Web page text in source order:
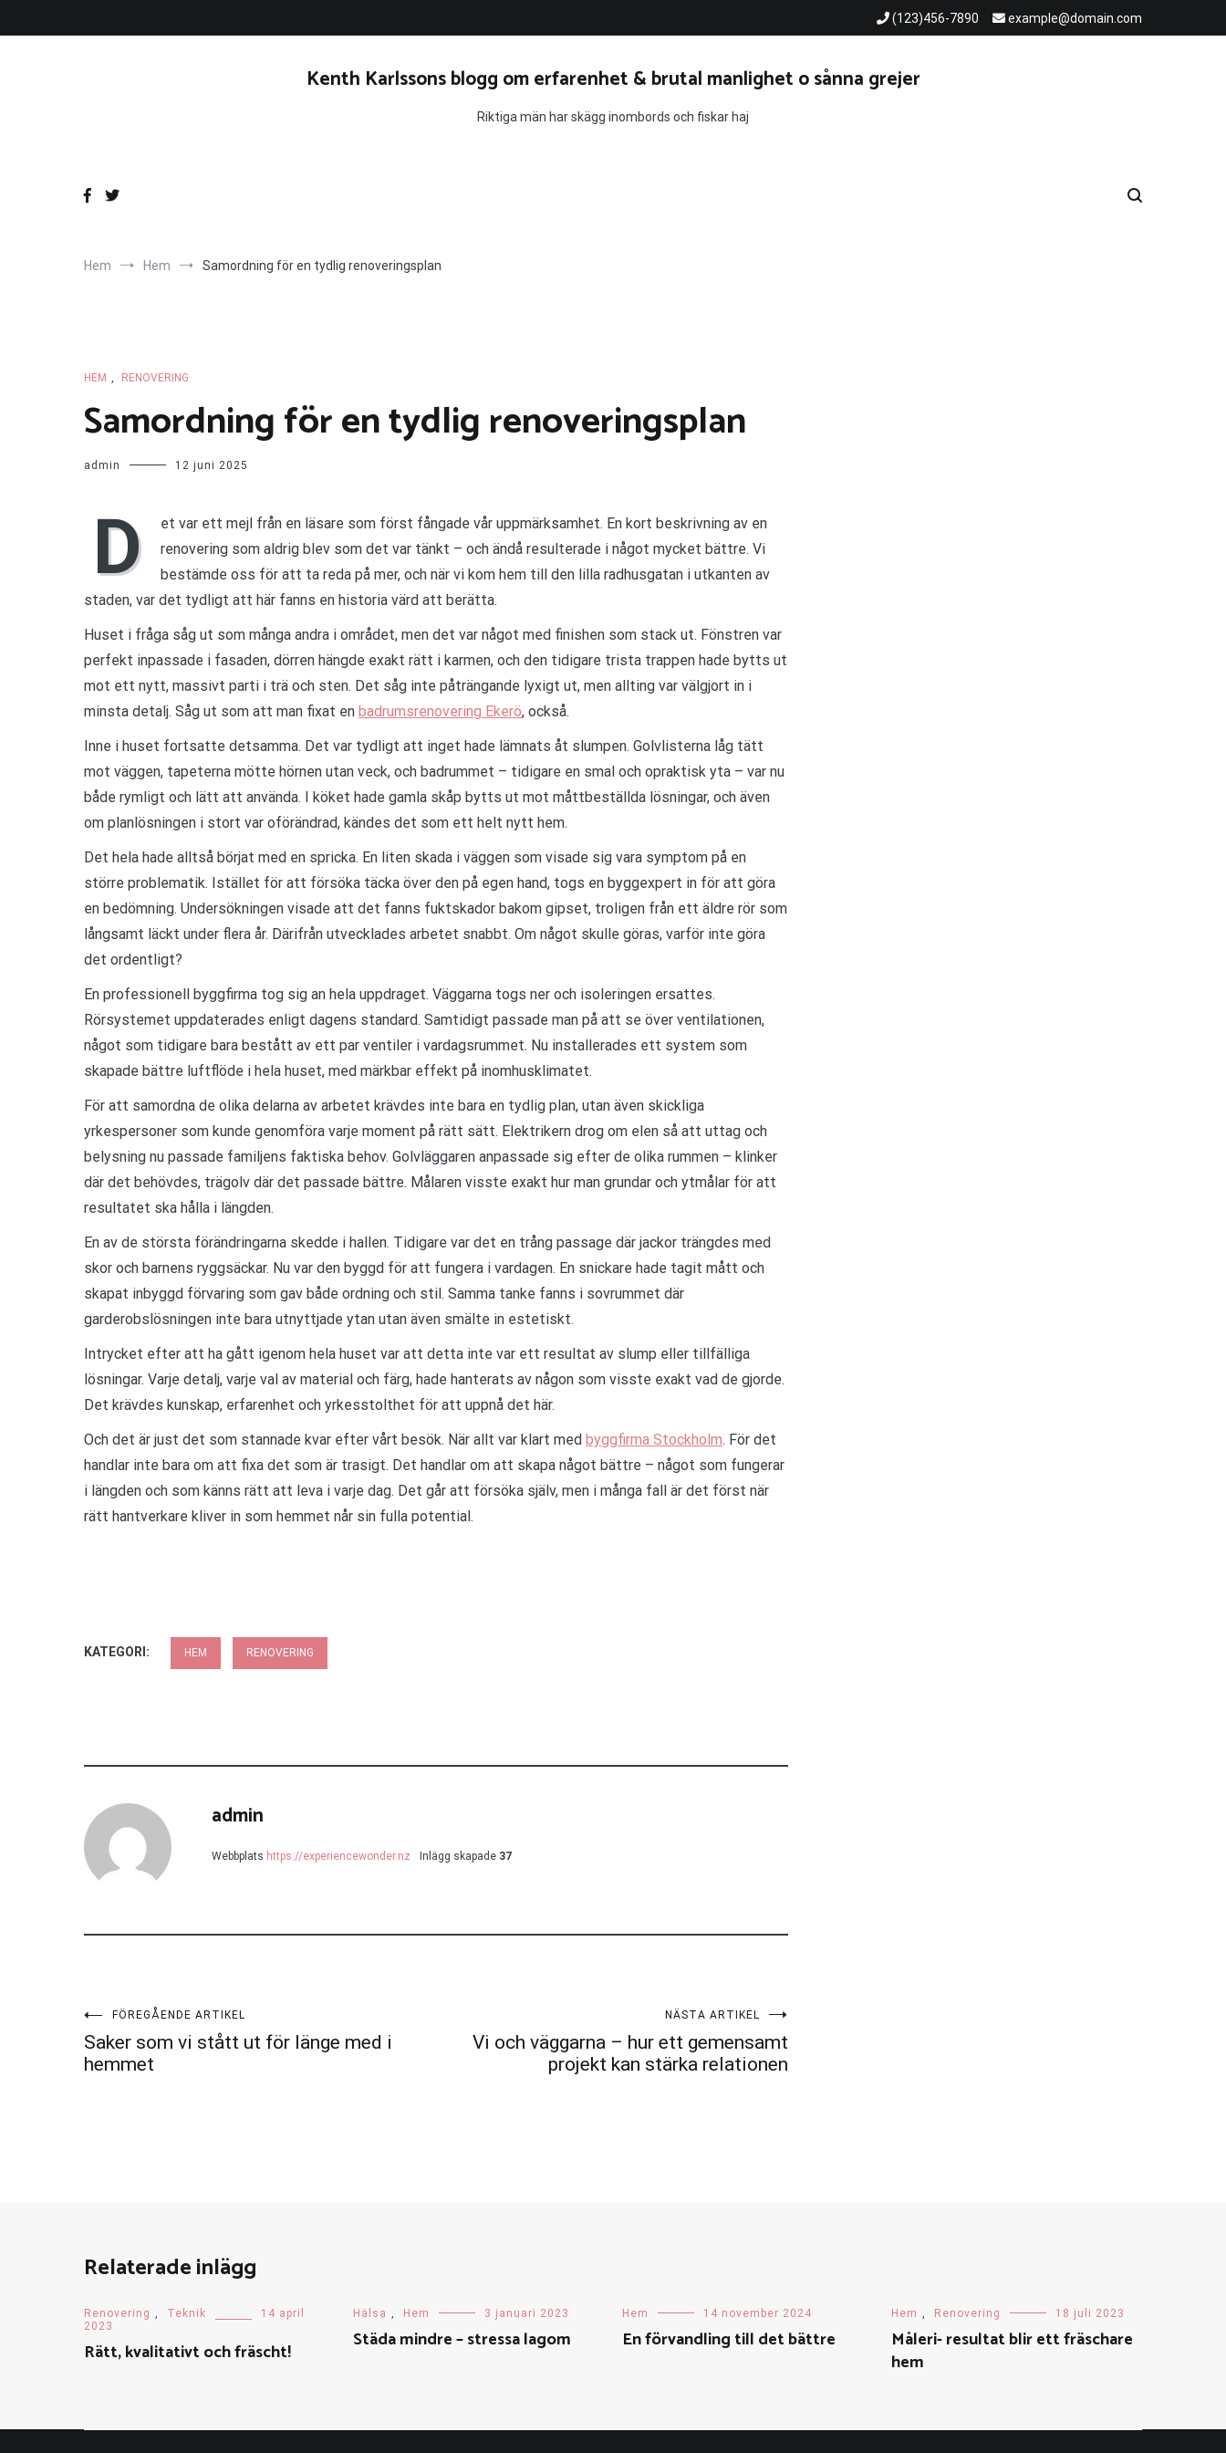
(123)456-7890 example@domain.com
Kenth Karlssons blogg om erfarenhet & brutal manlighet o sånna grejer
Riktiga män har skägg inombords och fiskar haj
Hem Hem Samordning för en tydlig renoveringsplan
HEM , RENOVERING
Samordning för en tydlig renoveringsplan
admin 12 juni 2025
D
et var ett mejl från en läsare som först fångade vår uppmärksamhet. En kort beskrivning av en
renovering som aldrig blev som det var tänkt – och ändå resulterade i något mycket bättre. Vi
bestämde oss för att ta reda på mer, och när vi kom hem till den lilla radhusgatan i utkanten av
staden, var det tydligt att här fanns en historia värd att berätta.
Huset i fråga såg ut som många andra i området, men det var något med finishen som stack ut. Fönstren var
perfekt inpassade i fasaden, dörren hängde exakt rätt i karmen, och den tidigare trista trappen hade bytts ut
mot ett nytt, massivt parti i trä och sten. Det såg inte påträngande lyxigt ut, men allting var välgjort in i
minsta detalj. Såg ut som att man fixat en badrumsrenovering Ekerö, också.
Inne i huset fortsatte detsamma. Det var tydligt att inget hade lämnats åt slumpen. Golvlisterna låg tätt
mot väggen, tapeterna mötte hörnen utan veck, och badrummet – tidigare en smal och opraktisk yta – var nu
både rymligt och lätt att använda. I köket hade gamla skåp bytts ut mot måttbeställda lösningar, och även
om planlösningen i stort var oförändrad, kändes det som ett helt nytt hem.
Det hela hade alltså börjat med en spricka. En liten skada i väggen som visade sig vara symptom på en
större problematik. Istället för att försöka täcka över den på egen hand, togs en byggexpert in för att göra
en bedömning. Undersökningen visade att det fanns fuktskador bakom gipset, troligen från ett äldre rör som
långsamt läckt under flera år. Därifrån utvecklades arbetet snabbt. Om något skulle göras, varför inte göra
det ordentligt?
En professionell byggfirma tog sig an hela uppdraget. Väggarna togs ner och isoleringen ersattes.
Rörsystemet uppdaterades enligt dagens standard. Samtidigt passade man på att se över ventilationen,
något som tidigare bara bestått av ett par ventiler i vardagsrummet. Nu installerades ett system som
skapade bättre luftflöde i hela huset, med märkbar effekt på inomhusklimatet.
För att samordna de olika delarna av arbetet krävdes inte bara en tydlig plan, utan även skickliga
yrkespersoner som kunde genomföra varje moment på rätt sätt. Elektrikern drog om elen så att uttag och
belysning nu passade familjens faktiska behov. Golvläggaren anpassade sig efter de olika rummen – klinker
där det behövdes, trägolv där det passade bättre. Målaren visste exakt hur man grundar och ytmålar för att
resultatet ska hålla i längden.
En av de största förändringarna skedde i hallen. Tidigare var det en trång passage där jackor trängdes med
skor och barnens ryggsäckar. Nu var den byggd för att fungera i vardagen. En snickare hade tagit mått och
skapat inbyggd förvaring som gav både ordning och stil. Samma tanke fanns i sovrummet där
garderobslösningen inte bara utnyttjade ytan utan även smälte in estetiskt.
Intrycket efter att ha gått igenom hela huset var att detta inte var ett resultat av slump eller tillfälliga
lösningar. Varje detalj, varje val av material och färg, hade hanterats av någon som visste exakt vad de gjorde.
Det krävdes kunskap, erfarenhet och yrkesstolthet för att uppnå det här.
Och det är just det som stannade kvar efter vårt besök. När allt var klart med byggfirma Stockholm. För det
handlar inte bara om att fixa det som är trasigt. Det handlar om att skapa något bättre – något som fungerar
i längden och som känns rätt att leva i varje dag. Det går att försöka själv, men i många fall är det först när
rätt hantverkare kliver in som hemmet når sin fulla potential.
KATEGORI: HEM RENOVERING
admin
Webbplats https://experiencewonder.nz Inlägg skapade 37
Inläggsnavigering
FÖREGÅENDE ARTIKEL
Saker som vi stått ut för länge med i
hemmet
NÄSTA ARTIKEL
Vi och väggarna – hur ett gemensamt
projekt kan stärka relationen
Relaterade inlägg
Renovering , Teknik
14 april
2023
Rätt, kvalitativt och fräscht!
Hälsa , Hem 3 januari 2023
Städa mindre – stressa lagom
Hem 14 november 2024
En förvandling till det bättre
Hem , Renovering 18 juli 2023
Måleri- resultat blir ett fräschare
hem